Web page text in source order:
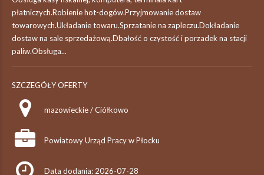
płatniczych.Robienie hot-dogów.Przyjmowanie dostaw
towarowych.Układanie towaru.Sprzatanie na zapleczu.Dokładanie
dostaw na sale sprzedażową.Dbałość o czystość i porzadek na stacji
paliw.Obsługa...
SZCZEGÓŁY OFERTY
mazowieckie / Ciółkowo
Powiatowy Urząd Pracy w Płocku
Data dodania: 2026-07-28